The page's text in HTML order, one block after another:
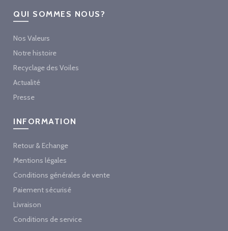
QUI SOMMES NOUS?
Nos Valeurs
Notre histoire
Recyclage des Voiles
Actualité
Presse
INFORMATION
Retour & Echange
Mentions légales
Conditions générales de vente
Paiement sécurisé
Livraison
Conditions de service